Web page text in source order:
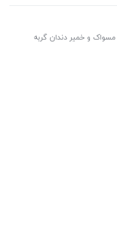
مسواک و خمیر دندان گربه